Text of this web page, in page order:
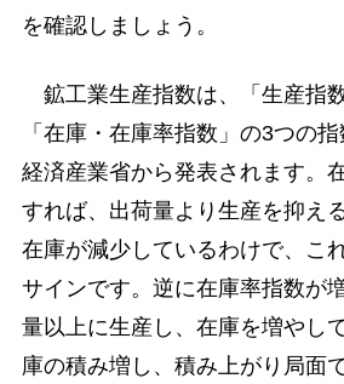
を確認しましょう。
鉱工業生産指数は、「生産指
「在庫・在庫率指数」の3つの
経済産業省から発表されます。
すれば、出荷量より生産を抑え
在庫が減少しているわけで、こ
サインです。逆に在庫率指数が
量以上に生産し、在庫を増やし
庫の積み増し、積み上がり局面で